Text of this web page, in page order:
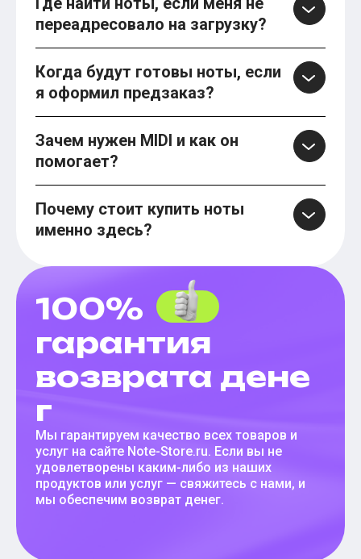
переадресовало на загрузку?
Когда будут готовы ноты, если
я оформил предзаказ?
Зачем нужен MIDI и как он
помогает?
Почему стоит купить ноты
именно здесь?
100%
гарантия
возврата дене
г
Мы гарантируем качество всех товаров и
услуг на сайте Note-Store.ru. Если вы не
удовлетворены каким-либо из наших
продуктов или услуг — свяжитесь с нами, и
мы обеспечим возврат денег.